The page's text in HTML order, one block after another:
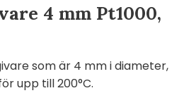
4 mm Pt1000,
som är 4 mm i diameter,
upp till 200°C.